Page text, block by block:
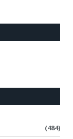
(484)